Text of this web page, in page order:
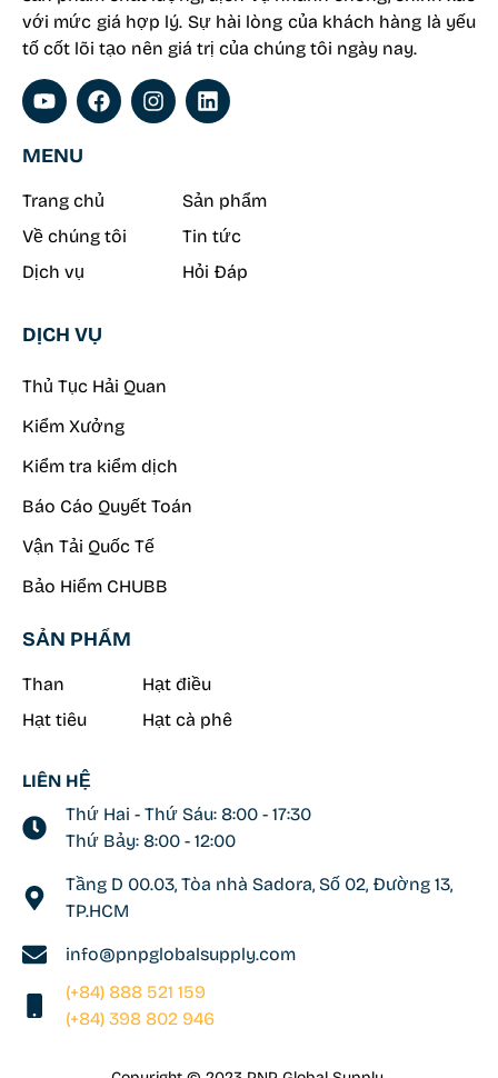
với mức giá hợp lý. Sự hài lòng của khách hàng là yếu
tố cốt lõi tạo nên giá trị của chúng tôi ngày nay.
MENU
Trang chủ
Về chúng tôi
Dịch vụ
Sản phẩm
Tin tức
Hỏi Đáp
DỊCH VỤ
Thủ Tục Hải Quan
Kiểm Xưởng
Kiểm tra kiểm dịch
Báo Cáo Quyết Toán
Vận Tải Quốc Tế
Bảo Hiểm CHUBB
SẢN PHẨM
Than
Hạt tiêu
Hạt điều
Hạt cà phê
LIÊN HỆ
Thứ Hai - Thứ Sáu: 8:00 - 17:30
Thứ Bảy: 8:00 - 12:00
Tầng D 00.03, Tòa nhà Sadora, Số 02, Đường 13,
TP.HCM
info@pnpglobalsupply.com
(+84) 888 521 159
(+84) 398 802 946